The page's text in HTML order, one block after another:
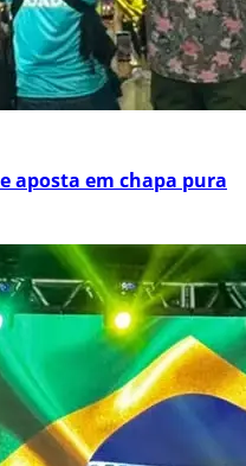
aposta em chapa pura